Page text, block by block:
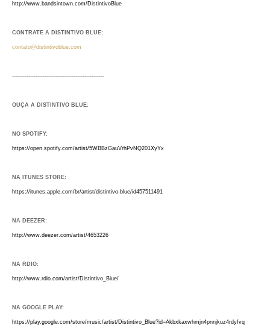
http://www.bandsintown.com/DistintivoBlue
CONTRATE A DISTINTIVO BLUE:
contato@distintivoblue.com
---------------------------------------------------
OUÇA A DISTINTIVO BLUE:
NO SPOTIFY:
https://open.spotify.com/artist/5WBBzGauVrhPvNQ201XyYx
NA ITUNES STORE:
https://itunes.apple.com/br/artist/distintivo-blue/id457511491
NA DEEZER:
http://www.deezer.com/artist/4653226
NA RDIO:
http://www.rdio.com/artist/Distintivo_Blue/
NA GOOGLE PLAY:
https://play.google.com/store/music/artist/Distintivo_Blue?id=Akbxkaxwhmjn4pnnjkuz4rdyfvq